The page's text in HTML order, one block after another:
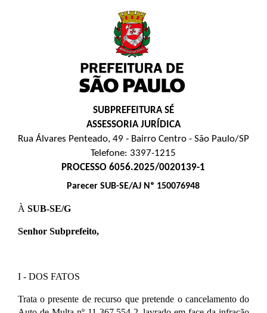
SUBPREFEITURA SÉ
ASSESSORIA JURÍDICA
Rua Álvares Penteado, 49 - Bairro Centro - São Paulo/SP
Telefone: 3397-1215
PROCESSO 6056.2025/0020139-1
Parecer SUB-SE/AJ Nº 150076948
À SUB-SE/G
Senhor Subprefeito,
I - DOS FATOS
Trata o presente de recurso que pretende o cancelamento do